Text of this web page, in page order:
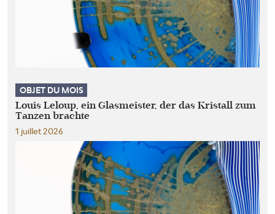
OBJET DU MOIS
Louis Leloup, ein Glasmeister, der das Kristall zum
Tanzen brachte
1 juillet 2026